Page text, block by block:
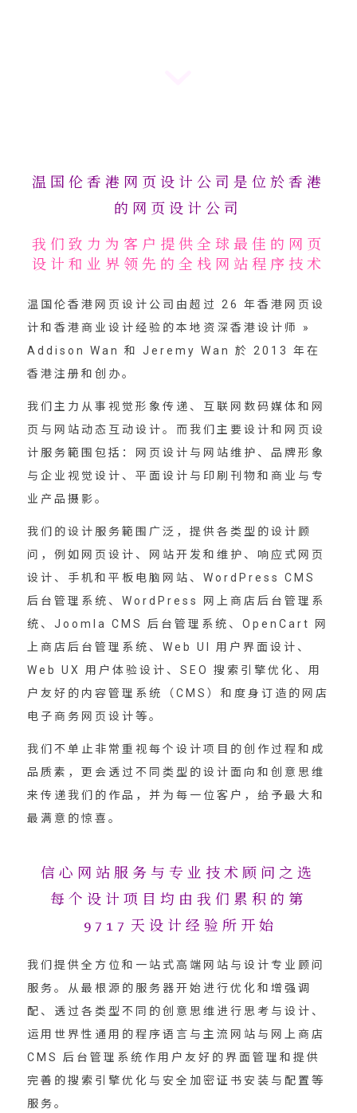
温国伦香港网页设计公司是位於香港
的网页设计公司
我们致力为客户提供全球最佳的网页
设计和业界领先的全栈网站程序技术
温国伦香港网页设计公司由超过 26 年香港网页设
计和香港商业设计经验的本地资深香港设计师 »
Addison Wan 和 Jeremy Wan 於 2013 年在
香港注册和创办。
我们主力从事视觉形象传递、互联网数码媒体和网
页与网站动态互动设计。而我们主要设计和网页设
计服务範围包括：网页设计与网站维护、品牌形象
与企业视觉设计、平面设计与印刷刊物和商业与专
业产品摄影。
我们的设计服务範围广泛，提供各类型的设计顾
问，例如网页设计、网站开发和维护、响应式网页
设计、手机和平板电脑网站、WordPress CMS
后台管理系统、WordPress 网上商店后台管理系
统、Joomla CMS 后台管理系统、OpenCart 网
上商店后台管理系统、Web UI 用户界面设计、
Web UX 用户体验设计、SEO 搜索引擎优化、用
户友好的内容管理系统（CMS）和度身订造的网店
电子商务网页设计等。
我们不单止非常重视每个设计项目的创作过程和成
品质素，更会透过不同类型的设计面向和创意思维
来传递我们的作品，并为每一位客户，给予最大和
最满意的惊喜。
信心网站服务与专业技术顾问之选
每个设计项目均由我们累积的第
9717 天设计经验所开始
我们提供全方位和一站式高端网站与设计专业顾问
服务。从最根源的服务器开始进行优化和增强调
配、透过各类型不同的创意思维进行思考与设计、
运用世界性通用的程序语言与主流网站与网上商店
CMS 后台管理系统作用户友好的界面管理和提供
完善的搜索引擎优化与安全加密证书安装与配置等
服务。